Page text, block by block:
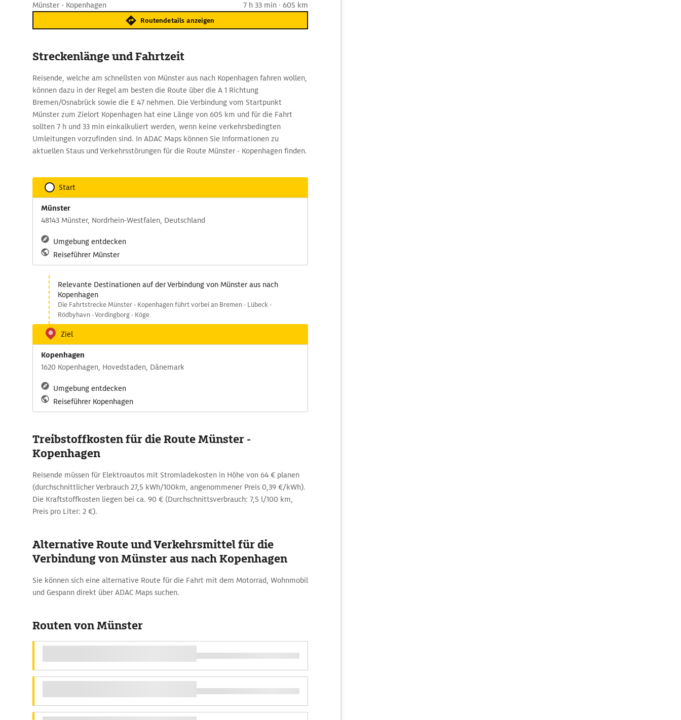
Münster - Kopenhagen 7 h 33 min · 605 km
Routendetails anzeigen
Streckenlänge und Fahrtzeit
Reisende, welche am schnellsten von Münster aus nach Kopenhagen fahren wollen,
können dazu in der Regel am besten die Route über die A 1 Richtung
Bremen/Osnabrück sowie die E 47 nehmen. Die Verbindung vom Startpunkt
Münster zum Zielort Kopenhagen hat eine Länge von 605 km und für die Fahrt
sollten 7 h und 33 min einkalkuliert werden, wenn keine verkehrsbedingten
Umleitungen vorzufinden sind. In ADAC Maps können Sie Informationen zu
aktuellen Staus und Verkehrsstörungen für die Route Münster - Kopenhagen finden.
Start
Münster
48143 Münster, Nordrhein-Westfalen, Deutschland
Umgebung entdecken
Reiseführer Münster
Relevante Destinationen auf der Verbindung von Münster aus nach
Kopenhagen
Die Fahrtstrecke Münster - Kopenhagen führt vorbei an Bremen - Lübeck -
Rödbyhavn - Vordingborg - Köge.
Ziel
Kopenhagen
1620 Kopenhagen, Hovedstaden, Dänemark
Umgebung entdecken
Reiseführer Kopenhagen
Treibstoffkosten für die Route Münster -
Kopenhagen
Reisende müssen für Elektroautos mit Stromladekosten in Höhe von 64 € planen
(durchschnittlicher Verbrauch 27,5 kWh/100km, angenommener Preis 0,39 €/kWh).
Die Kraftstoffkosten liegen bei ca. 90 € (Durchschnittsverbrauch: 7,5 l/100 km,
Preis pro Liter: 2 €).
Alternative Route und Verkehrsmittel für die
Verbindung von Münster aus nach Kopenhagen
Sie können sich eine alternative Route für die Fahrt mit dem Motorrad, Wohnmobil
und Gespann direkt über ADAC Maps suchen.
Routen von Münster